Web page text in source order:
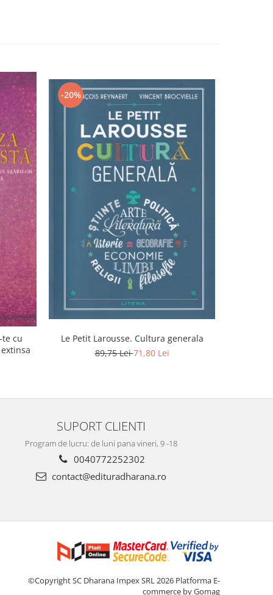
cu
-20%
Le Petit Larousse. Cultura generala
89,75 Lei71,80 Lei
SUPORT CLIENTI
Program de lucru: de luni pana vineri, 9 -18
0040772252302
contact@edituradharana.ro
©Copyright SC Dharana Impex SRL 2026 Platforma E-
commerce by Gomag